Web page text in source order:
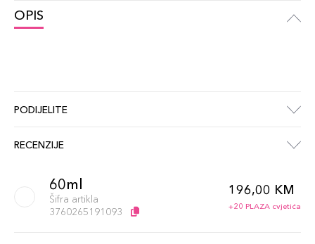
OPIS
PODIJELITE
RECENZIJE
60ml
Šifra artikla
3760265191093
196,00 KM
+20 PLAZA cvjetića